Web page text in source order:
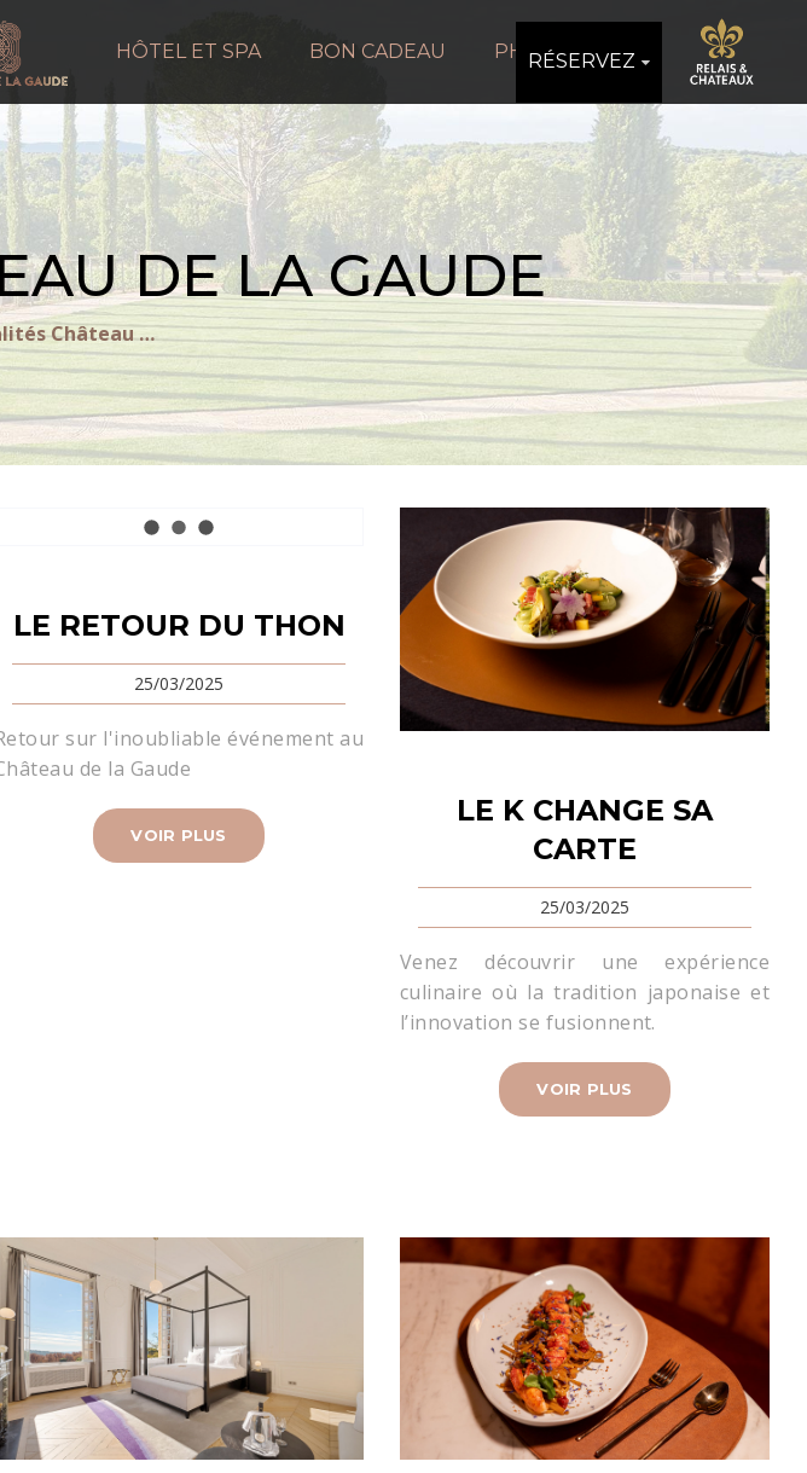
HÔTEL ET SPA BON CADEAU PHOTOS
RÉSERVEZ
DE LA GAUDE
Actualités Château de la Gaude
LE RETOUR DU THON
25/03/2025
sur l'inoubliable événement au
de la Gaude
VOIR PLUS
LE K CHANGE SA
CARTE
25/03/2025
Venez découvrir une expérience
culinaire où la tradition japonaise et
l’innovation se fusionnent.
VOIR PLUS